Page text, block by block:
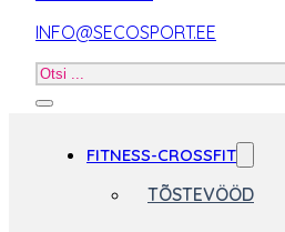
INFO@SECOSPORT.EE
Otsi
FITNESS-CROSSFIT
TÕSTEVÖÖD